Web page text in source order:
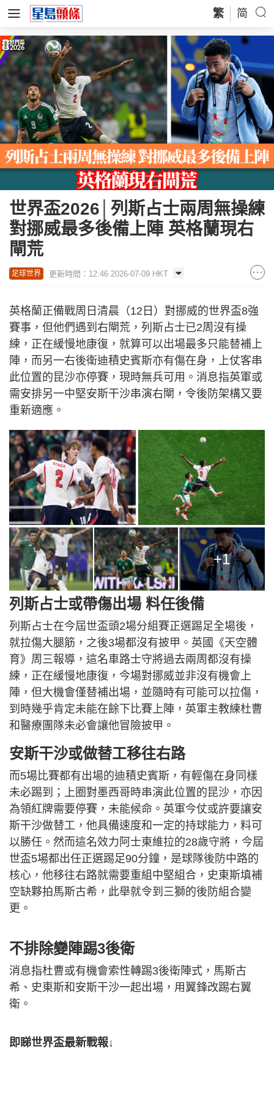
繁 简
世界盃2026│列斯占士兩周無操練
對挪威最多後備上陣 英格蘭現右
閘荒
足球世界 更新時間：12:46 2026-07-09 HKT
英格蘭正備戰周日清晨（12日）對挪威的世界盃8強
賽事，但他們遇到右閘荒，列斯占士已2周沒有操
練，正在緩慢地康復，就算可以出場最多只能替補上
陣，而另一右後衛迪積史賓斯亦有傷在身，上仗客串
此位置的昆沙亦停賽，現時無兵可用。消息指英軍或
需安排另一中堅安斯干沙串演右閘，令後防架構又要
重新適應。
+1
列斯占士或帶傷出場 料任後備
列斯占士在今屆世盃頭2場分組賽正選踢足全場後，
就拉傷大腿筋，之後3場都沒有披甲。英國《天空體
育》周三報導，這名車路士守將過去兩周都沒有操
練，正在緩慢地康復，今場對挪威並非沒有機會上
陣，但大機會僅替補出場，並隨時有可能可以拉傷，
到時幾乎肯定未能在餘下比賽上陣，英軍主教練杜曹
和醫療團隊未必會讓他冒險披甲。
安斯干沙或做替工移往右路
而5場比賽都有出場的迪積史賓斯，有輕傷在身同樣
未必踢到；上圈對墨西哥時串演此位置的昆沙，亦因
為領紅牌需要停賽，未能候命。英軍今仗或許要讓安
斯干沙做替工，他具備速度和一定的持球能力，料可
以勝任。然而這名效力阿士東維拉的28歲守將，今屆
世盃5場都出任正選踢足90分鐘，是球隊後防中路的
核心，他移往右路就需要重組中堅組合，史東斯填補
空缺夥拍馬斯古希，此舉就令到三獅的後防組合變
更。
不排除變陣踢3後衛
消息指杜曹或有機會索性轉踢3後衛陣式，馬斯古
希、史東斯和安斯干沙一起出場，用翼鋒改踢右翼
衛。
即睇世界盃最新戰報↓